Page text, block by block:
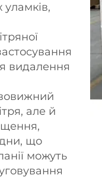
видалення
але й
що
можуть